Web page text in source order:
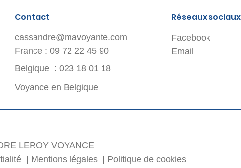
Contact
cassandre@mavoyante.com
France : 09 72 22 45 90
Belgique : 023 18 01 18
Voyance en Belgique
Réseaux sociaux
Facebook
Email
LEROY VOYANCE
Mentions légales Politique de cookies